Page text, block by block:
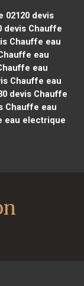
02120devis
devis Chauffe
Chauffe eau
eau
eau
Chauffe eau
devis Chauffe
Chauffe eau
eau electrique